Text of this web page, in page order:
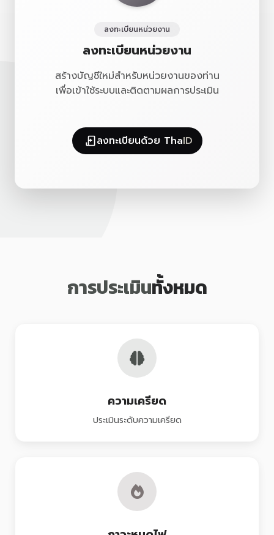
ลงทะเบียนหน่วยงาน
ลงทะเบียนหน่วยงาน
สร้างบัญชีใหม่สำหรับหน่วยงานของท่าน
เพื่อเข้าใช้ระบบและติดตามผลการประเมิน
ลงทะเบียนด้วย ThaID
การประเมินทั้งหมด
ความเครียด
ประเมินระดับความเครียด